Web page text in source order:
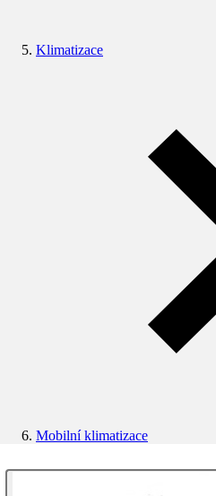
Klimatizace
Mobilní klimatizace